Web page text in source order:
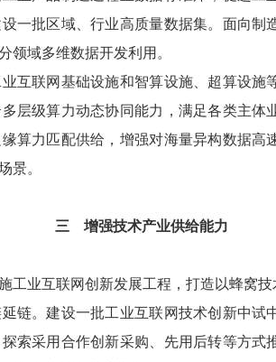
一批区域、行业高质量数据集。面向制
领域多维数据开发利用。
业互联网基础设施和智算设施、超算设施
层级算力动态协同能力，满足各类主体
算力匹配供给，增强对海量异构数据高
景。
三 增强技术产业供给能力
工业互联网创新发展工程，打造以蜂窝
链。建设一批工业互联网技术创新中试
索采用合作创新采购、先用后转等方式